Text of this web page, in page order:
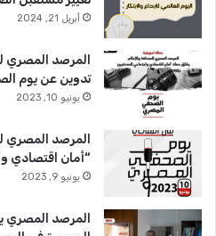
أبريل 21, 2024
المرصد المصري
تدوين عن يوم
يونيو 10, 2023
المرصد المصري
“أمان اقتصادي
يونيو 9, 2023
المرصد المصري